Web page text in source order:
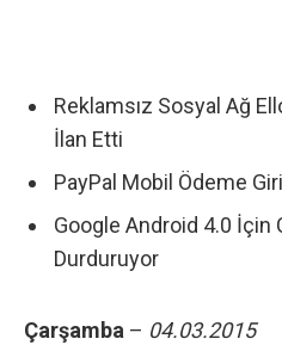
Reklamsız Sosyal Ağ
İlan Etti
PayPal Mobil Ödeme
Google Android 4.0 İçin
Durduruyor
Çarşamba – 04.03.2015